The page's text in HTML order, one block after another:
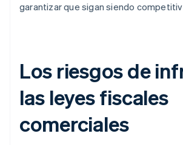
garantizar que sigan siendo
Los riesgos de
las leyes fiscales
comerciales